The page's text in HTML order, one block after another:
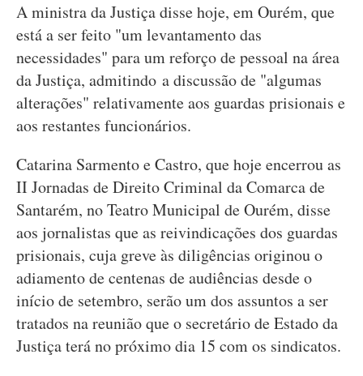
A ministra da Justiça disse hoje, em Ourém, que
está a ser feito "um levantamento das
necessidades" para um reforço de pessoal na área
da Justiça, admitindo a discussão de "algumas
alterações" relativamente aos guardas prisionais e
aos restantes funcionários.
Catarina Sarmento e Castro, que hoje encerrou as
II Jornadas de Direito Criminal da Comarca de
Santarém, no Teatro Municipal de Ourém, disse
aos jornalistas que as reivindicações dos guardas
prisionais, cuja greve às diligências originou o
adiamento de centenas de audiências desde o
início de setembro, serão um dos assuntos a ser
tratados na reunião que o secretário de Estado da
Justiça terá no próximo dia 15 com os sindicatos.